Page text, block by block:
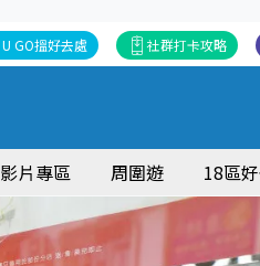
社群打卡攻略
U GO搵好去處
影片專區 周圍遊 18區